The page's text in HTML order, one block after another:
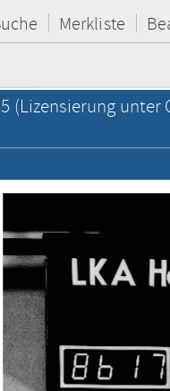
Merkliste
(Lizensierung unter